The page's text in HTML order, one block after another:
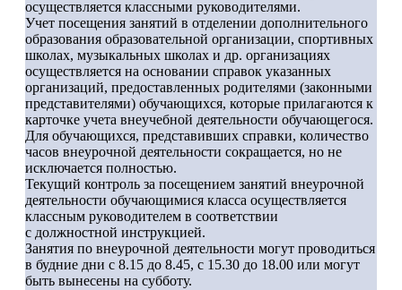
осуществляется классными руководителями.
Учет посещения занятий в отделении дополнительного
образования образовательной организации, спортивных
школах, музыкальных школах и др. организациях
осуществляется на основании справок указанных
организаций, предоставленных родителями (законными
представителями) обучающихся, которые прилагаются к
карточке учета внеучебной деятельности обучающегося.
Для обучающихся, представивших справки, количество
часов внеурочной деятельности сокращается, но не
исключается полностью.
Текущий контроль за посещением занятий внеурочной
деятельности обучающимися класса осуществляется
классным руководителем в соответствии
с должностной инструкцией.
Занятия по внеурочной деятельности могут проводиться
в будние дни с 8.15 до 8.45, с 15.30 до 18.00 или могут
быть вынесены на субботу.